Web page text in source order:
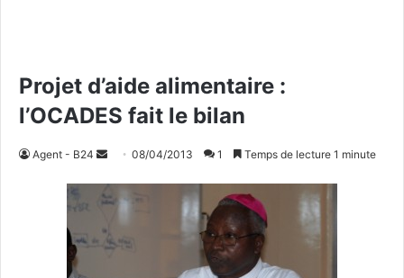
Projet d’aide alimentaire :
l’OCADES fait le bilan
Agent - B24
v
y
08/04/2013 1 Temps de lecture 1 minute